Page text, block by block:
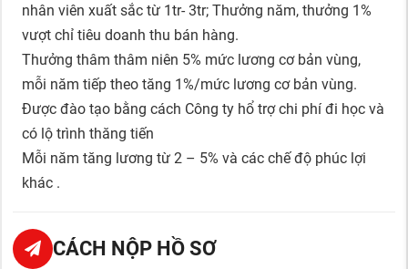
nhân viên xuất sắc từ 1tr- 3tr; Thưởng năm, thưởng 1%
vượt chỉ tiêu doanh thu bán hàng.
Thưởng thâm thâm niên 5% mức lương cơ bản vùng,
mỗi năm tiếp theo tăng 1%/mức lương cơ bản vùng.
Được đào tạo bằng cách Công ty hổ trợ chi phí đi học và
có lộ trình thăng tiến
Mỗi năm tăng lương từ 2 – 5% và các chế độ phúc lợi
khác .
CÁCH NỘP HỒ SƠ